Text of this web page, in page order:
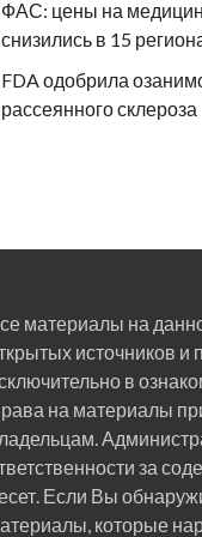
ФАС: цены на
снизились в 15
FDA одобрила
рассеянного склероза
материалы на
источников и
в
на материалы
за
Если Вы
которые